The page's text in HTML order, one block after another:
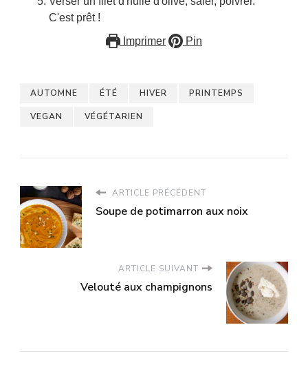
C'est prêt !
Imprimer
Pin
AUTOMNE ÉTÉ HIVER PRINTEMPS
VEGAN VÉGÉTARIEN
ARTICLE PRÉCÉDENT
Soupe de potimarron aux noix
ARTICLE SUIVANT
Velouté aux champignons